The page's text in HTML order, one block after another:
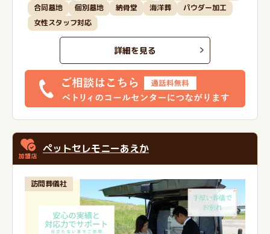
合同墓地 個別墓地 納骨堂 海洋葬
パウダー加工
女性スタッフ対応
詳細を見る
ペットセレモニーあえか
訪問葬儀社